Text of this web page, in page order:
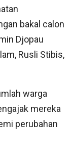
bakal calon
Djopau
Rusli Stibis,
warga
mereka
perubahan